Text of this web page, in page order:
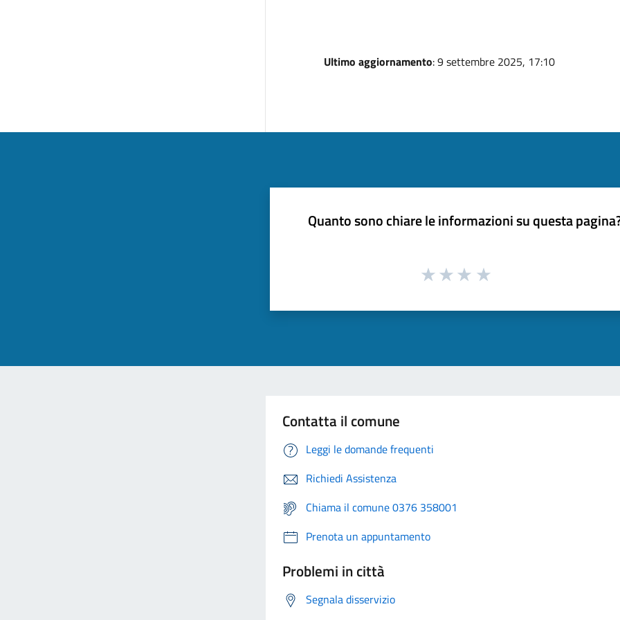
Ultimo aggiornamento: 9 settembre 2025, 17:10
Quanto sono chiare le informazioni su questa
Contatta il comune
Leggi le domande frequenti
Richiedi Assistenza
Chiama il comune 0376 358001
Prenota un appuntamento
Problemi in città
Segnala disservizio